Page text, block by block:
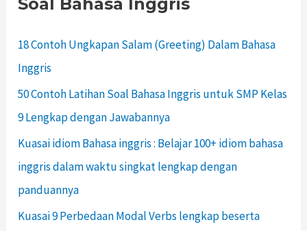
18 Contoh Ungkapan Salam (Greeting) Dalam Bahasa
Inggris
50 Contoh Latihan Soal Bahasa Inggris untuk SMP Kelas
9 Lengkap dengan Jawabannya
Kuasai idiom Bahasa inggris : Belajar 100+ idiom bahasa
inggris dalam waktu singkat lengkap dengan
panduannya
Kuasai 9 Perbedaan Modal Verbs lengkap beserta